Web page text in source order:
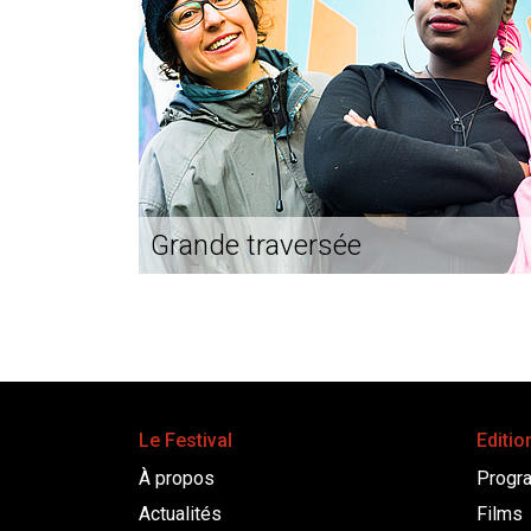
Grande traversée
Le Festival
À propos
Actualités
Films